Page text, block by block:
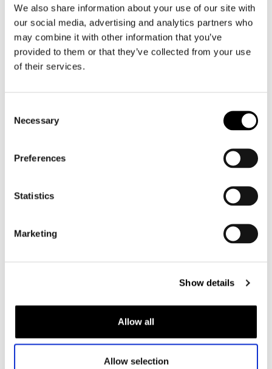
We also share information about your use of our site with
our social media, advertising and analytics partners who
may combine it with other information that you’ve
provided to them or that they’ve collected from your use
of their services.
Selection
Necessary
Preferences
Statistics
Marketing
Show details
Allow all
Allow selection
Roeg
Jett Matt
HJC
€ 129,95 € 110,45